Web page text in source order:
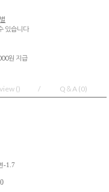
있습니다
원 지급
() Q＆A (0)
-1.7